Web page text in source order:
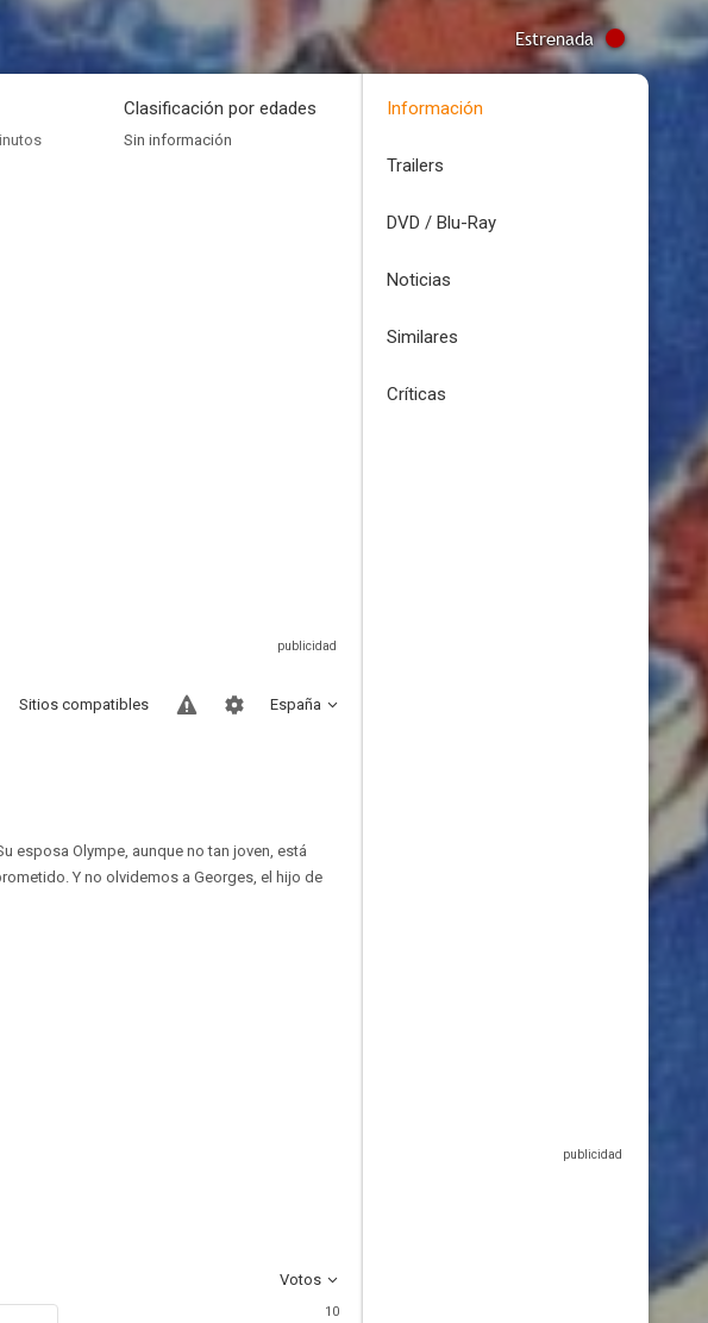
Estrenada
Clasificación por edades
Sin información
España
Sitios compatibles
esposa Olympe, aunque no tan joven, está
Y no olvidemos a Georges, el hijo de
Votos
10
Información
Trailers
DVD / Blu-Ray
Noticias
Similares
Críticas